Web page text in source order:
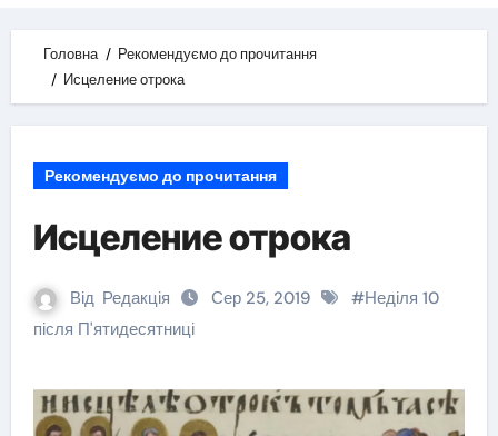
Головна
Рекомендуємо до прочитання
Исцеление отрока
Рекомендуємо до прочитання
Исцеление отрока
Від Редакція Сер 25, 2019 #Неділя 10
після П'ятидесятниці